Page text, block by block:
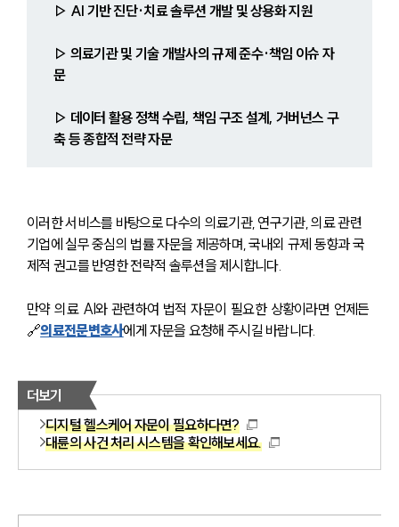
▷ AI 기반 진단·치료 솔루션 개발 및 상용화 지원
▷ 의료기관 및 기술 개발사의 규제 준수·책임 이슈 자
문
▷ 데이터 활용 정책 수립, 책임 구조 설계, 거버넌스 구
축 등 종합적 전략 자문
이러한 서비스를 바탕으로 다수의 의료기관, 연구기관, 의료 관련
기업에 실무 중심의 법률 자문을 제공하며, 국내외 규제 동향과 국
제적 권고를 반영한 전략적 솔루션을 제시합니다.
만약 의료 AI와 관련하여 법적 자문이 필요한 상황이라면 언제든
🔗의료전문변호사에게 자문을 요청해 주시길 바랍니다.
더보기
디지털 헬스케어 자문이 필요하다면?
대륜의 사건 처리 시스템을 확인해보세요.